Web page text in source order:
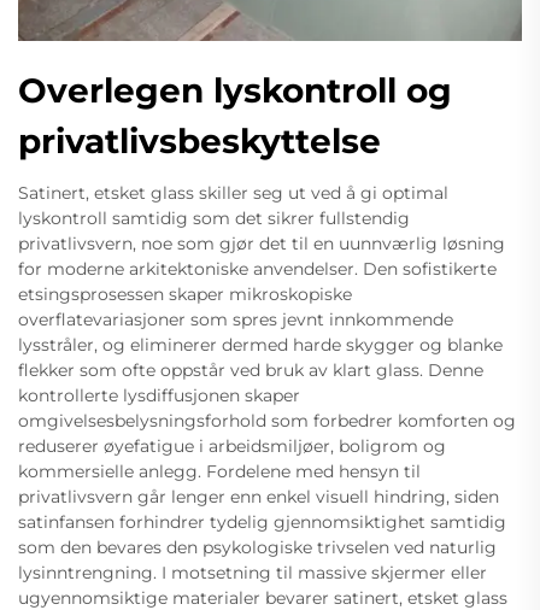
Overlegen lyskontroll og
privatlivsbeskyttelse
Satinert, etsket glass skiller seg ut ved å gi optimal
lyskontroll samtidig som det sikrer fullstendig
privatlivsvern, noe som gjør det til en uunnværlig løsning
for moderne arkitektoniske anvendelser. Den sofistikerte
etsingsprosessen skaper mikroskopiske
overflatevariasjoner som spres jevnt innkommende
lysstråler, og eliminerer dermed harde skygger og blanke
flekker som ofte oppstår ved bruk av klart glass. Denne
kontrollerte lysdiffusjonen skaper
omgivelsesbelysningsforhold som forbedrer komforten og
reduserer øyefatigue i arbeidsmiljøer, boligrom og
kommersielle anlegg. Fordelene med hensyn til
privatlivsvern går lenger enn enkel visuell hindring, siden
satinfansen forhindrer tydelig gjennomsiktighet samtidig
som den bevares den psykologiske trivselen ved naturlig
lysinntrengning. I motsetning til massive skjermer eller
ugyennomsiktige materialer bevarer satinert, etsket glass